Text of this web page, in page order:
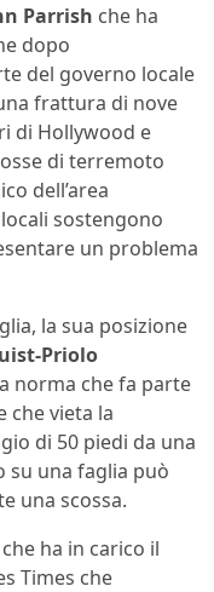
Parrish che ha
dopo
del governo locale
frattura di nove
di Hollywood e
di terremoto
dell’area
sostengono
un problema
la sua posizione
Priolo
norma che fa parte
che vieta la
di 50 piedi da una
su una faglia può
una scossa.
che ha in carico il
Times che